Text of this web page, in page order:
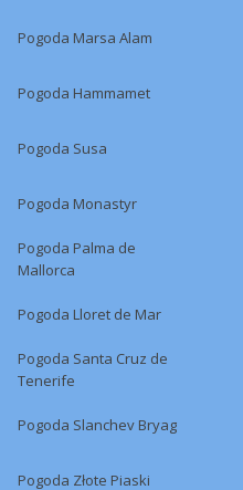
Pogoda Marsa Alam
Pogoda Hammamet
Pogoda Susa
Pogoda Monastyr
Pogoda Palma de
Mallorca
Pogoda Lloret de Mar
Pogoda Santa Cruz de
Tenerife
Pogoda Slanchev Bryag
Pogoda Złote Piaski